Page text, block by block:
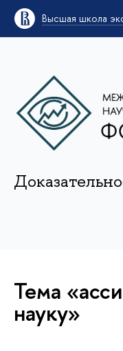
Высшая школа
Тема
науку»